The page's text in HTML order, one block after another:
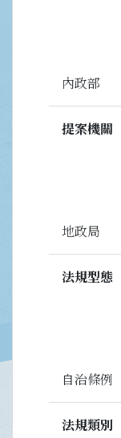
內政部
提案機關
地政局
法規型態
自治條例
法規類別